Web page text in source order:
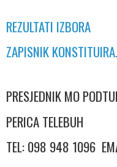
REZULTATI IZBORA
ZAPISNIK
PRESJEDNIK MO
PERICA TELEBUH
TEL: 098 948 1096